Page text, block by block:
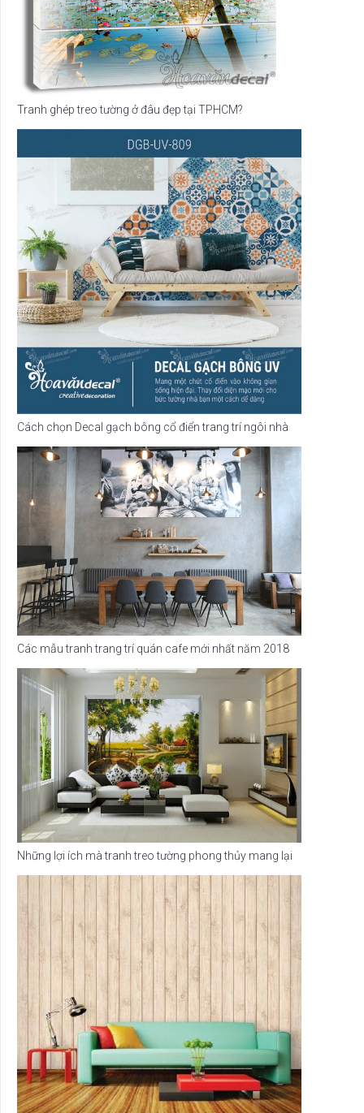
Tranh ghép treo tường ở đâu đẹp tại TPHCM?
Cách chọn Decal gạch bông cổ điển trang trí ngôi nhà
Các mẫu tranh trang trí quán cafe mới nhất năm 2018
Những lợi ích mà tranh treo tường phong thủy mang lại